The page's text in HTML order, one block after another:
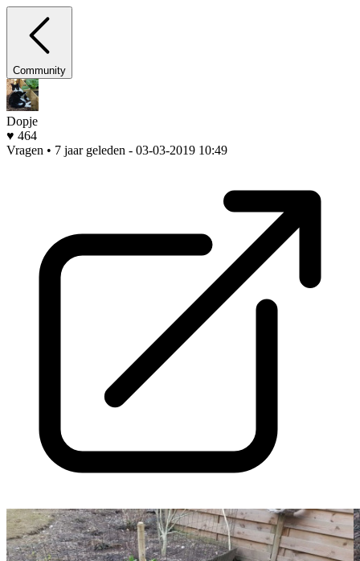
Community
Dopje
♥ 464
Vragen • 7 jaar geleden - 03-03-2019 10:49